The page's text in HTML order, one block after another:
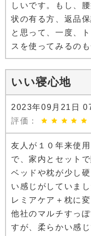
しいです。もし、
状の有る方、返品
と思って、一度、
スを使ってみるの
いい寝心地
2023年09月21日
評価：
友人が１０年来使
で、家内とセット
ベッドや枕が少し
い感じがしていま
レミアケア＋枕に
他社のマルチすっ
すが、柔らかい感